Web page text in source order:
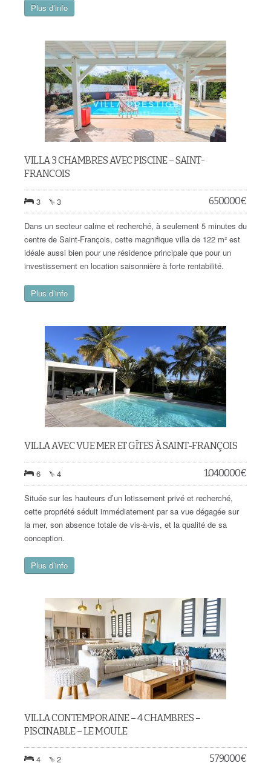
Plus d’info
VILLA 3 CHAMBRES AVEC PISCINE – SAINT-
FRANCOIS
3 3 650.000€
Dans un secteur calme et recherché, à seulement 5 minutes du
centre de Saint-François, cette magnifique villa de 122 m² est
idéale aussi bien pour une résidence principale que pour un
investissement en location saisonnière à forte rentabilité.
Plus d’info
VILLA AVEC VUE MER ET GÎTES À SAINT-FRANÇOIS
6 4 1.040.000€
Située sur les hauteurs d’un lotissement privé et recherché,
cette propriété séduit immédiatement par sa vue dégagée sur
la mer, son absence totale de vis-à-vis, et la qualité de sa
conception.
Plus d’info
VILLA CONTEMPORAINE – 4 CHAMBRES –
PISCINABLE – LE MOULE
4 2 579.000€